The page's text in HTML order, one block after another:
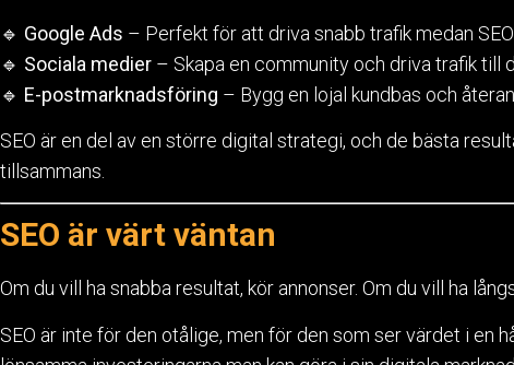
🔹 Google Ads – Perfekt för att driva snabb trafik medan
🔹 Sociala medier – Skapa en community och driva trafik till
🔹 E-postmarknadsföring – Bygg en lojal kundbas och
SEO är en del av en större digital strategi, och de bästa
tillsammans.
SEO är värt väntan
Om du vill ha snabba resultat, kör annonser. Om du vill ha
SEO är inte för den otålige, men för den som ser värdet i en